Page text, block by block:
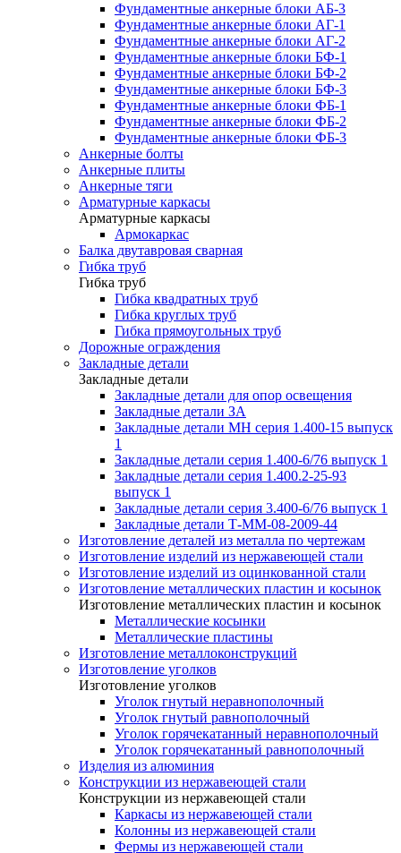
Фундаментные анкерные блоки АБ-3
Фундаментные анкерные блоки АГ-1
Фундаментные анкерные блоки АГ-2
Фундаментные анкерные блоки БФ-1
Фундаментные анкерные блоки БФ-2
Фундаментные анкерные блоки БФ-3
Фундаментные анкерные блоки ФБ-1
Фундаментные анкерные блоки ФБ-2
Фундаментные анкерные блоки ФБ-3
Анкерные болты
Анкерные плиты
Анкерные тяги
Арматурные каркасы
Арматурные каркасы
Армокаркас
Балка двутавровая сварная
Гибка труб
Гибка труб
Гибка квадратных труб
Гибка круглых труб
Гибка прямоугольных труб
Дорожные ограждения
Закладные детали
Закладные детали
Закладные детали для опор освещения
Закладные детали ЗА
Закладные детали МН серия 1.400-15 выпуск
1
Закладные детали серия 1.400-6/76 выпуск 1
Закладные детали серия 1.400.2-25-93
выпуск 1
Закладные детали серия 3.400-6/76 выпуск 1
Закладные детали Т-ММ-08-2009-44
Изготовление деталей из металла по чертежам
Изготовление изделий из нержавеющей стали
Изготовление изделий из оцинкованной стали
Изготовление металлических пластин и косынок
Изготовление металлических пластин и косынок
Металлические косынки
Металлические пластины
Изготовление металлоконструкций
Изготовление уголков
Изготовление уголков
Уголок гнутый неравнополочный
Уголок гнутый равнополочный
Уголок горячекатанный неравнополочный
Уголок горячекатанный равнополочный
Изделия из алюминия
Конструкции из нержавеющей стали
Конструкции из нержавеющей стали
Каркасы из нержавеющей стали
Колонны из нержавеющей стали
Фермы из нержавеющей стали